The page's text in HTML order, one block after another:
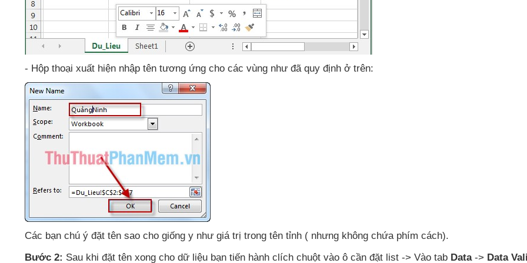
- Hộp thoại xuất hiện nhập tên tương ứng cho các vùng như đã quy định ở trên:
Các bạn chú ý đặt tên sao cho giống y như giá trị trong tên tỉnh ( nhưng không chứa phím cách).
Bước 2: Sau khi đặt tên xong cho dữ liệu bạn tiến hành clích chuột vào ô cần đặt list -> Vào tab Data-> Data